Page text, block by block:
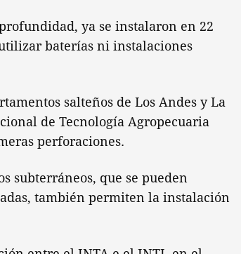
ya se instalaron en 22
baterías ni instalaciones
salteños de Los Andes y La
de Tecnología Agropecuaria
perforaciones.
subterráneos, que se pueden
también permiten la instalación